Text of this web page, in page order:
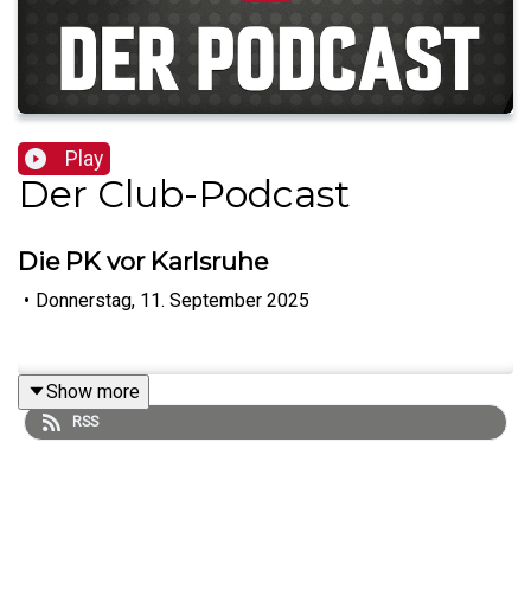
Play
Der Club-Podcast
Die PK vor Karlsruhe
• Donnerstag, 11. September 2025
Show more
RSS